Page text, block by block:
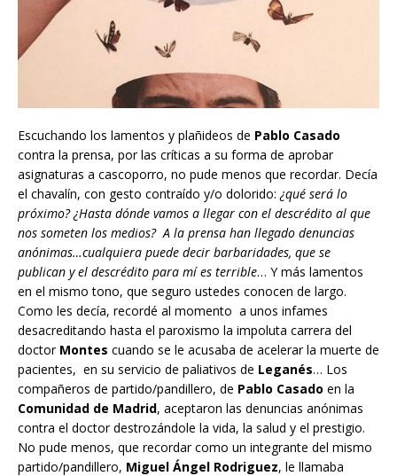
Escuchando los lamentos y plañideos de Pablo Casado
contra la prensa, por las críticas a su forma de aprobar
asignaturas a cascoporro, no pude menos que recordar. Decía
el chavalín, con gesto contraído y/o dolorido: ¿qué será lo
próximo? ¿Hasta dónde vamos a llegar con el descrédito al que
nos someten los medios? A la prensa han llegado denuncias
anónimas…cualquiera puede decir barbaridades, que se
publican y el descrédito para mí es terrible… Y más lamentos
en el mismo tono, que seguro ustedes conocen de largo.
Como les decía, recordé al momento a unos infames
desacreditando hasta el paroxismo la impoluta carrera del
doctor Montes cuando se le acusaba de acelerar la muerte de
pacientes, en su servicio de paliativos de Leganés… Los
compañeros de partido/pandillero, de Pablo Casado en la
Comunidad de Madrid, aceptaron las denuncias anónimas
contra el doctor destrozándole la vida, la salud y el prestigio.
No pude menos, que recordar como un integrante del mismo
partido/pandillero, Miguel Ángel Rodriguez, le llamaba